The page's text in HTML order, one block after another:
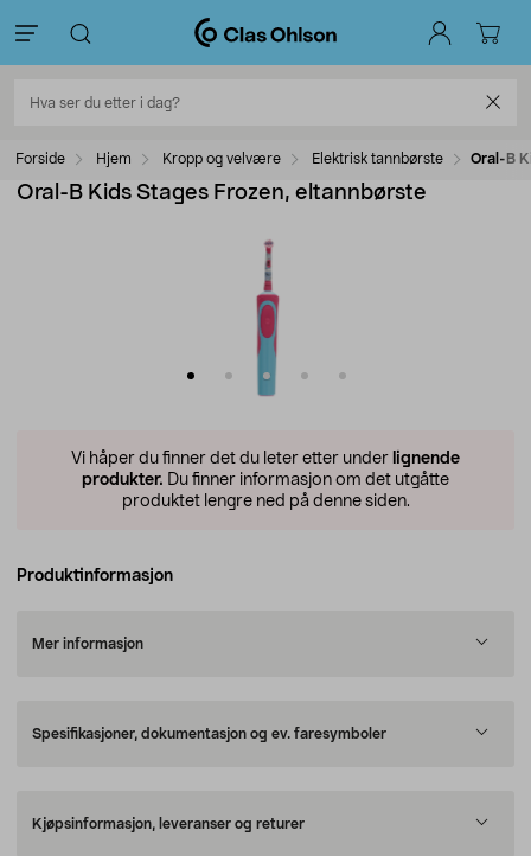
Forside Hjem Kropp og velvære Elektrisk tannbørste Oral-B
Oral-B Kids Stages Frozen, eltannbørste
Vi håper du finner det du leter etter under lignende
produkter. Du finner informasjon om det utgåtte
produktet lengre ned på denne siden.
Produktinformasjon
Mer informasjon
Spesifikasjoner, dokumentasjon og ev. faresymboler
Kjøpsinformasjon, leveranser og returer